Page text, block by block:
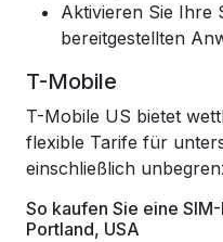
Aktivieren Sie Ihre
bereitgestellten
T-Mobile
T-Mobile US bietet
flexible Tarife für
einschließlich
So kaufen Sie eine
Portland, USA